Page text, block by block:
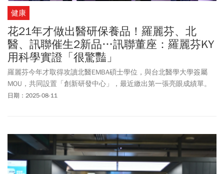
健康
花21年才做出醫研保養品！羅麗芬、北
醫、訊聯催生2新品…訊聯董座：羅麗芬KY
用科學實證「很驚豔」
羅麗芬今年才取得攻讀北醫EMBA碩士學位，與台北醫學大學簽屬
MOU，共同設置「創新研發中心」，最近繳出第一張亮眼成績單。
和北醫及訊聯生技，共同打造2款醫研保養新品—「煥能修護安膚
日期：2025-08-11